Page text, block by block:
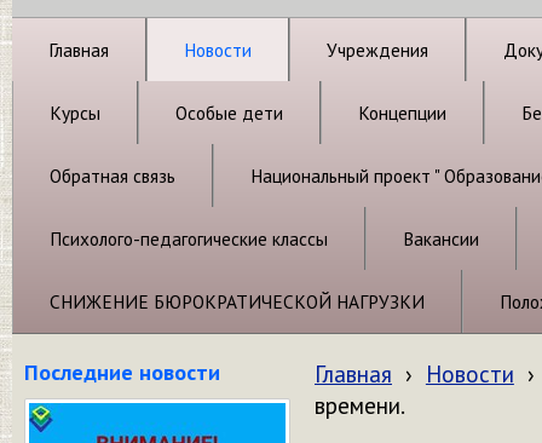
Главная Новости Учреждения
Курсы Особые дети Концепции
Обратная связь Национальный проект "
Психолого-педагогические классы Вакансии
СНИЖЕНИЕ БЮРОКРАТИЧЕСКОЙ НАГРУЗКИ
Последние новости Главная › Новости ›
времени.